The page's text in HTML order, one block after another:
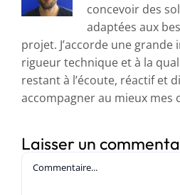
concevoir des
adaptées aux
projet. J’accorde une grande
rigueur technique et à la
restant à l’écoute, réactif et
accompagner au mieux mes
Laisser un